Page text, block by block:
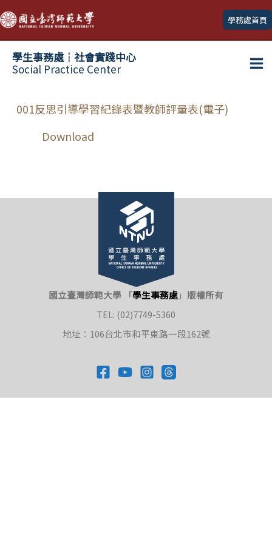
跳
至
主
學務處首頁
學生事務處┆社會實踐中心
Social Practice Center
001反思引導學習紀錄表暨教師評量表(電子)
Download
國立臺灣師範大學 「學生事務處」 版權所有
TEL: (02)7749-5360
地址：106台北市和平東路一段162號